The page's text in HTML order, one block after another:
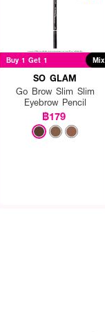
Buy 1 Get 1 Mix
SO GLAM
Go Brow Slim Slim
Eyebrow Pencil
฿179